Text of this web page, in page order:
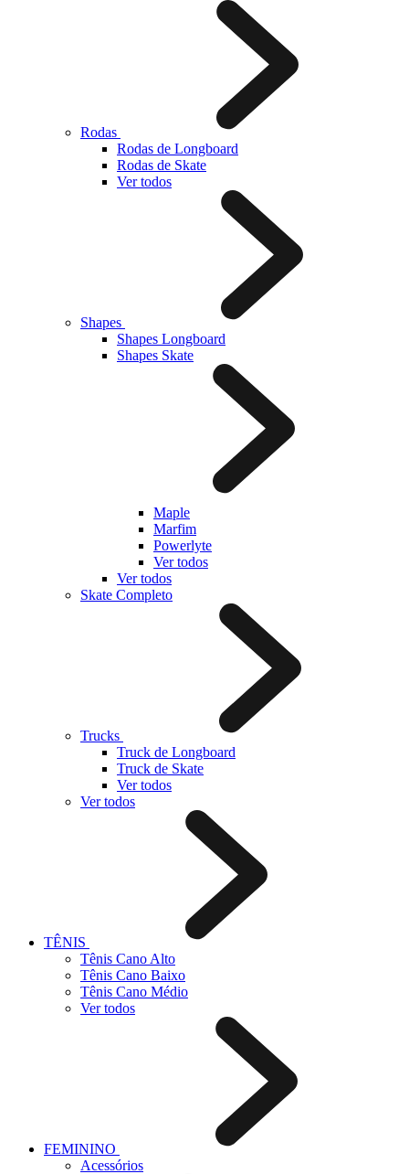
Rodas
Rodas de Longboard
Rodas de Skate
Ver todos
Shapes
Shapes Longboard
Shapes Skate
Maple
Marfim
Powerlyte
Ver todos
Ver todos
Skate Completo
Trucks
Truck de Longboard
Truck de Skate
Ver todos
Ver todos
TÊNIS
Tênis Cano Alto
Tênis Cano Baixo
Tênis Cano Médio
Ver todos
FEMININO
Acessórios